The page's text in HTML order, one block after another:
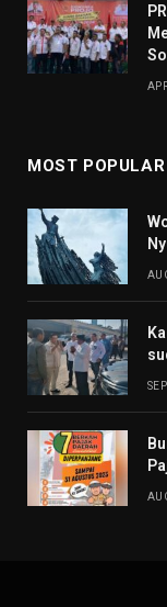
MOST POPULAR